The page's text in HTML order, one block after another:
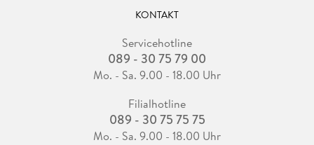
KONTAKT
Servicehotline
089 - 30 75 79 00
Mo. - Sa. 9.00 - 18.00 Uhr
Filialhotline
089 - 30 75 75 75
Mo. - Sa. 9.00 - 18.00 Uhr